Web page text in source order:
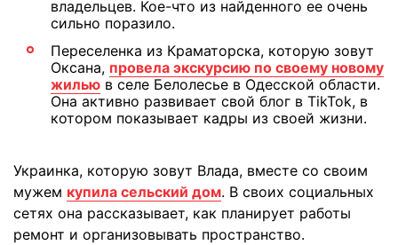
владельцев. Кое-что из найденного ее очень
сильно поразило.
Переселенка из Краматорска, которую зовут
Оксана, провела экскурсию по своему новому
жилью в селе Белолесье в Одесской области.
Она активно развивает свой блог в TikTok, в
котором показывает кадры из своей жизни.
Украинка, которую зовут Влада, вместе со своим
мужем купила сельский дом. В своих социальных
сетях она рассказывает, как планирует работы
ремонт и организовывать пространство.